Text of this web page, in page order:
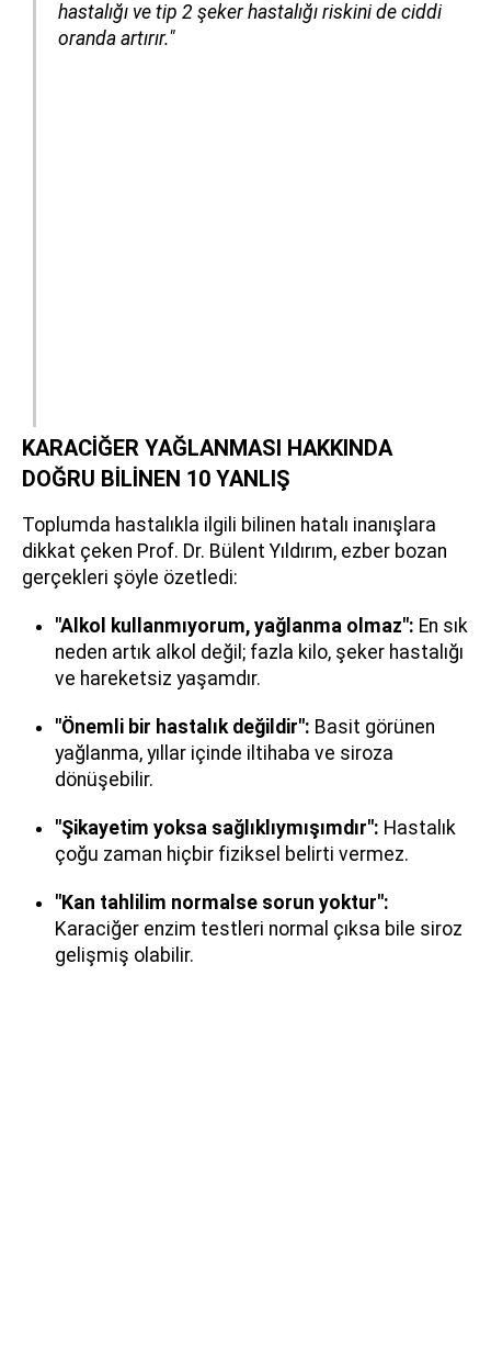
hastalığı ve tip 2 şeker hastalığı riskini de ciddi
oranda artırır."
KARACİĞER YAĞLANMASI HAKKINDA
DOĞRU BİLİNEN 10 YANLIŞ
Toplumda hastalıkla ilgili bilinen hatalı inanışlara
dikkat çeken Prof. Dr. Bülent Yıldırım, ezber bozan
gerçekleri şöyle özetledi:
"Alkol kullanmıyorum, yağlanma olmaz": En sık
neden artık alkol değil; fazla kilo, şeker hastalığı
ve hareketsiz yaşamdır.
"Önemli bir hastalık değildir": Basit görünen
yağlanma, yıllar içinde iltihaba ve siroza
dönüşebilir.
"Şikayetim yoksa sağlıklıymışımdır": Hastalık
çoğu zaman hiçbir fiziksel belirti vermez.
"Kan tahlilim normalse sorun yoktur":
Karaciğer enzim testleri normal çıksa bile siroz
gelişmiş olabilir.